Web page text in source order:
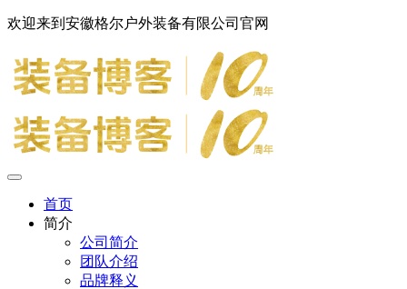
欢迎来到安徽格尔户外装备有限公司官网
首页
简介
公司简介
团队介绍
品牌释义